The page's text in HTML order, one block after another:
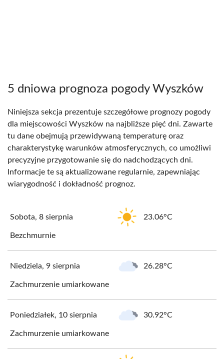
5 dniowa prognoza pogody Wyszków
Niniejsza sekcja prezentuje szczegółowe prognozy pogody
dla miejscowości Wyszków na najbliższe pięć dni. Zawarte
tu dane obejmują przewidywaną temperaturę oraz
charakterystykę warunków atmosferycznych, co umożliwi
precyzyjne przygotowanie się do nadchodzących dni.
Informacje te są aktualizowane regularnie, zapewniając
wiarygodność i dokładność prognoz.
Sobota, 8 sierpnia 23.06°C
Bezchmurnie
Niedziela, 9 sierpnia 26.28°C
Zachmurzenie umiarkowane
Poniedziałek, 10 sierpnia 30.92°C
Zachmurzenie umiarkowane